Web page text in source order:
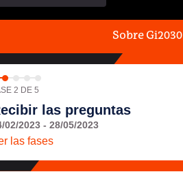
Sobre Gi2030
2 DE 5
las preguntas
02/2023 - 28/05/2023
las fases